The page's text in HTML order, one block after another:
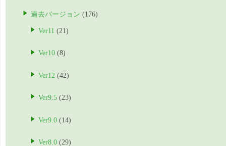
過去バージョン (176)
Ver11 (21)
Ver10 (8)
Ver12 (42)
Ver9.5 (23)
Ver9.0 (14)
Ver8.0 (29)